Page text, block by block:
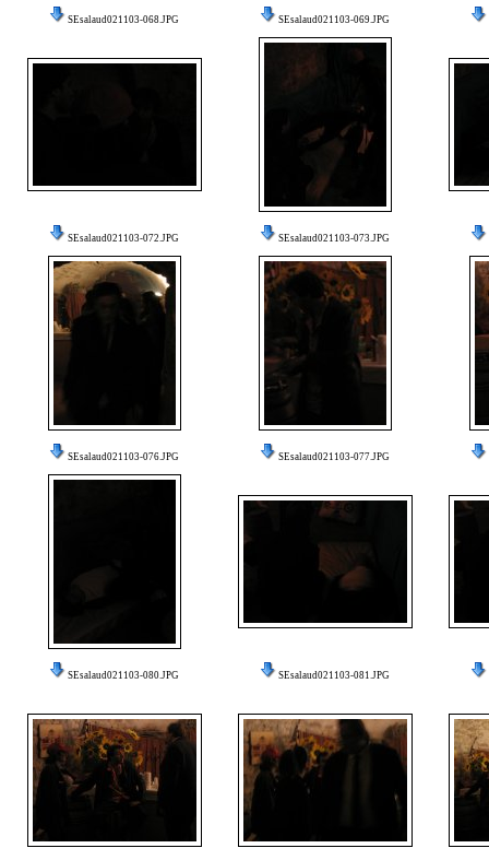
SEsalaud021103-068.JPG SEsalaud021103-069.JPG
SEsalaud021103-072.JPG SEsalaud021103-073.JPG
SEsalaud021103-076.JPG SEsalaud021103-077.JPG
SEsalaud021103-080.JPG SEsalaud021103-081.JPG